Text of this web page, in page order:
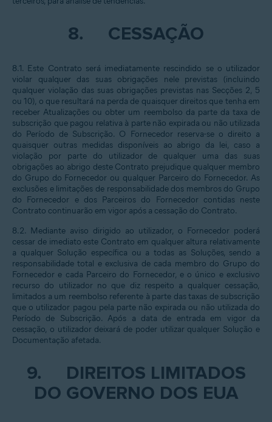
8. CESSAÇÃO
8.1. Este Contrato será imediatamente rescindido se o utilizador
violar qualquer das suas obrigações nele previstas (incluindo
qualquer violação das suas obrigações previstas nas Secções 2, 5
ou 10), o que resultará na perda de quaisquer direitos que tenha em
receber Atualizações ou obter um reembolso da parte da taxa de
subscrição que pagou relativa à parte não expirada ou não utilizada
do Período de Subscrição. O Fornecedor reserva-se o direito a
quaisquer outras medidas disponíveis ao abrigo da lei, caso a
violação por parte do utilizador de qualquer uma das suas
obrigações ao abrigo deste Contrato prejudique qualquer membro
do Grupo do Fornecedor ou qualquer Parceiro do Fornecedor. As
exclusões e limitações de responsabilidade dos membros do Grupo
do Fornecedor e dos Parceiros do Fornecedor contidas neste
Contrato continuarão em vigor após a cessação do Contrato.
8.2. Mediante aviso dirigido ao utilizador, o Fornecedor poderá
cessar de imediato este Contrato em qualquer altura relativamente
a qualquer Solução específica ou a todas as Soluções, sendo a
responsabilidade total e exclusiva de cada membro do Grupo do
Fornecedor e cada Parceiro do Fornecedor, e o único e exclusivo
recurso do utilizador no que diz respeito a qualquer cessação,
limitados a um reembolso referente à parte das taxas de subscrição
que o utilizador pagou pela parte não expirada ou não utilizada do
Período de Subscrição. Após a data de entrada em vigor da
cessação, o utilizador deixará de poder utilizar qualquer Solução e
Documentação afetada.
9.
DIREITOS LIMITADOS
DO GOVERNO DOS EUA